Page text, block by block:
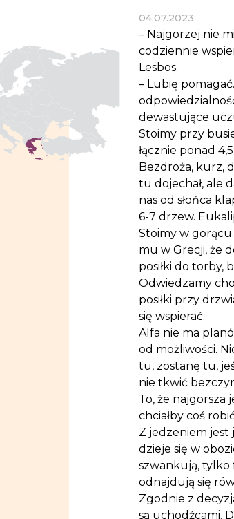
04.07.2023
– Najgorzej nie
codziennie
Lesbos.
– Lubię
dewastujące
Stoimy przy
łącznie ponad
Bezdroża, kurz,
tu dojechał, ale
nas od słońca
6-7 drzew.
Stoimy w
mu w Grecji, że
posiłki do torby,
Odwiedzamy
posiłki przy
się wspierać.
Alfa nie ma
od możliwości.
tu, zostanę tu,
nie tkwić
To, że najgorsza
chciałby coś
Z jedzeniem jest
dzieje się w
szwankują, tylko
odnajdują się
Zgodnie z
są uchodźcami.